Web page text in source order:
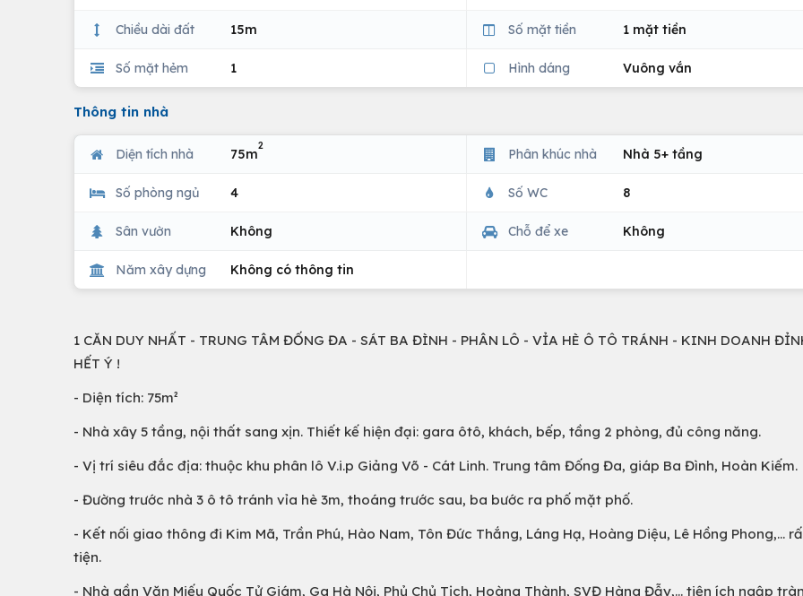
Chiều dài đất 15m Số mặt tiền 1 mặt tiền
Số mặt hẻm 1 Hình dáng Vuông vắn
Thông tin nhà
Diện tích nhà 75m
2
Phân khúc nhà Nhà 5+ tầng
Số phòng ngủ 4 Số WC 8
Sân vườn Không Chỗ để xe Không
Năm xây dựng Không có thông tin
1 CĂN DUY NHẤT - TRUNG TÂM ĐỐNG ĐA - SÁT BA ĐÌNH - PHÂN LÔ - VỈA HÈ Ô TÔ TRÁNH - KINH DOANH
HẾT Ý !
- Diện tích: 75m²
- Nhà xây 5 tầng, nội thất sang xịn. Thiết kế hiện đại: gara ôtô, khách, bếp, tầng 2 phòng, đủ công năng.
- Vị trí siêu đắc địa: thuộc khu phân lô V.i.p Giảng Võ - Cát Linh. Trung tâm Đống Đa, giáp Ba Đình, Hoàn Kiếm.
- Đường trước nhà 3 ô tô tránh vỉa hè 3m, thoáng trước sau, ba bước ra phố mặt phố.
- Kết nối giao thông đi Kim Mã, Trần Phú, Hào Nam, Tôn Đức Thắng, Láng Hạ, Hoàng Diệu, Lê Hồng Phong,...
tiện.
- Nhà gần Văn Miếu Quốc Tử Giám, Ga Hà Nội, Phủ Chủ Tịch, Hoàng Thành, SVĐ Hàng Đẫy,... tiện ích ngập